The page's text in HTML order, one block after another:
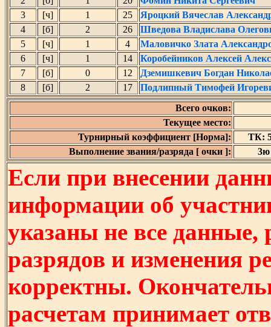
3
[ч] 1 25
Яроцкий Вячеслав
4
[б] 2 26
Шведова Владислава
5
[ч] 1 4
Маловичко Злата
6
[ч] 1 14
Коробейников Алексей
7
[б] 0 12
Дземишкевич Богдан
8
[б] 2 17
Подлипный Тимофей
Всего очков:
Текущее место:
Турнирный коэффициент [Норма]:
ТК:
Выполнение звания/разряда [ очки ]:
3ю
Если при внесении
информации об
указаны не все
разрядов и изменения
корректны.
расчетам принимает